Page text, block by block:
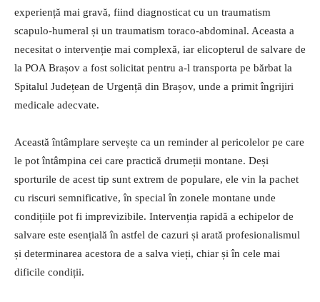
experiență mai gravă, fiind diagnosticat cu un traumatism
scapulo-humeral și un traumatism toraco-abdominal. Aceasta a
necesitat o intervenție mai complexă, iar elicopterul de salvare de
la POA Brașov a fost solicitat pentru a-l transporta pe bărbat la
Spitalul Județean de Urgență din Brașov, unde a primit îngrijiri
medicale adecvate.
Această întâmplare servește ca un reminder al pericolelor pe care
le pot întâmpina cei care practică drumeții montane. Deși
sporturile de acest tip sunt extrem de populare, ele vin la pachet
cu riscuri semnificative, în special în zonele montane unde
condițiile pot fi imprevizibile. Intervenția rapidă a echipelor de
salvare este esențială în astfel de cazuri și arată profesionalismul
și determinarea acestora de a salva vieți, chiar și în cele mai
dificile condiții.